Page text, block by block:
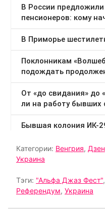
Категории: Венгрия, Дзен
Украина
Тэги: "Альфа Джаз Фест",
Референдум, Украина